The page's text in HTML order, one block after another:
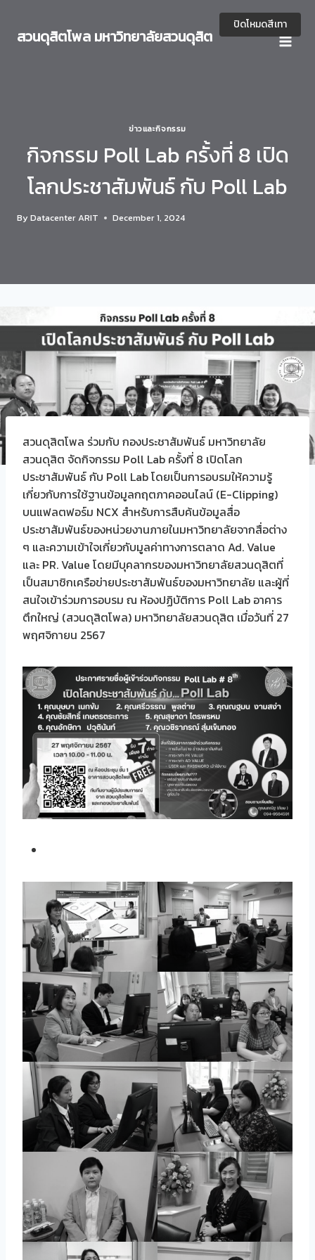
content
สวนดุสิตโพล มหาวิทยาลัยสวนดุสิต
ข่าวและกิจกรรม
กิจกรรม Poll Lab ครั้งที่ 8 เปิด
โลกประชาสัมพันธ์ กับ Poll Lab
By Datacenter ARIT December 1, 2024
สวนดุสิตโพล ร่วมกับ กองประชาสัมพันธ์ มหาวิทยาลัย
สวนดุสิต จัดกิจกรรม Poll Lab ครั้งที่ 8 เปิดโลก
ประชาสัมพันธ์ กับ Poll Lab โดยเป็นการอบรมให้ความรู้
เกี่ยวกับการใช้ฐานข้อมูลกฤตภาคออนไลน์ (E-Clipping)
บนแฟลตฟอร์ม NCX สำหรับการสืบค้นข้อมูลสื่อ
ประชาสัมพันธ์ของหน่วยงานภายในมหาวิทยาลัยจากสื่อต่าง
ๆ และความเข้าใจเกี่ยวกับมูลค่าทางการตลาด Ad. Value
และ PR. Value โดยมีบุคลากรของมหาวิทยาลัยสวนดุสิตที่
เป็นสมาชิกเครือข่ายประชาสัมพันธ์ของมหาวิทยาลัย และผู้ที่
สนใจเข้าร่วมการอบรม ณ ห้องปฏิบัติการ Poll Lab อาคาร
ตึกใหญ่ (สวนดุสิตโพล) มหาวิทยาลัยสวนดุสิต เมื่อวันที่ 27
พฤศจิกายน 2567
ปิดโหมดสีเทา